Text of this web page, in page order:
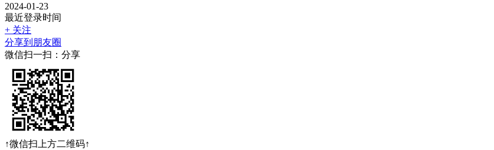
2024-01-23
最近登录时间
+ 关注
分享到朋友圈
微信扫一扫：分享
↑微信扫上方二维码↑